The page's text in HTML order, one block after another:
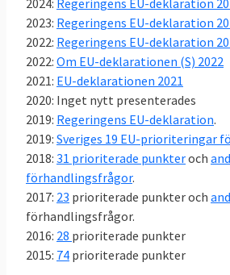
Mellan 2014 och 2023 antog
regeringar i ministerrådet 734
ländernas regeringar, var
färg, nästan alltid överens om
Sverige röstade nej 14 gånger
procent av lagarna. I nästan 98
omröstningarna i EU röstade
beslut i riksdagens EU-nämnd,
lagar. Läsmer om
2024: Regeringens EU-deklaration
2023: Regeringens EU-deklaration
2022: Regeringens EU-deklaration
2022: Om EU-deklarationen (S) 2022
2021: EU-deklarationen 2021
2020: Inget nytt presenterades
2019: Regeringens EU-deklaration.
2019: Sveriges 19 EU-prioriteringar
2018: 31 prioriterade punkteroch
förhandlingsfrågor.
2017: 23 prioriterade punkter och
förhandlingsfrågor.
2016: 28 prioriterade punkter
2015: 74 prioriterade punkter